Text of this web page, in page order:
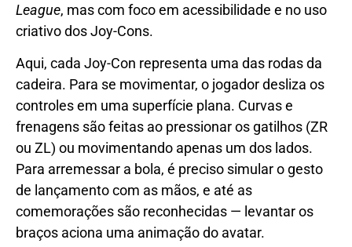
League, mas com foco em acessibilidade e no uso
criativo dos Joy-Cons.
Aqui, cada Joy-Con representa uma das rodas da
cadeira. Para se movimentar, o jogador desliza os
controles em uma superfície plana. Curvas e
frenagens são feitas ao pressionar os gatilhos (ZR
ou ZL) ou movimentando apenas um dos lados.
Para arremessar a bola, é preciso simular o gesto
de lançamento com as mãos, e até as
comemorações são reconhecidas — levantar os
braços aciona uma animação do avatar.